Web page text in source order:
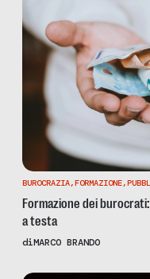
BUROCRAZIA,FORMAZIONE,
Formazione dei
a testa
diMARCO BRANDO